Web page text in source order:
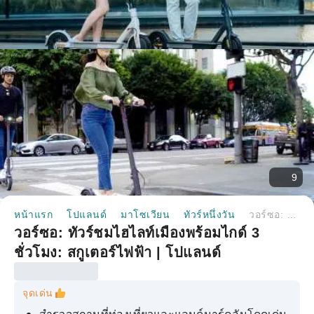
9
หน้าแรก โปแลนด์ มาโซเวียน ทัวร์หนึ่งวัน
วอร์ซอ: ทัวร์ชมไฮไลท์เมืองพร้อมไกด์ 3
ชั่วโมง: สกูเตอร์ไฟฟ้า | โปแลนด์
จุดเด่น